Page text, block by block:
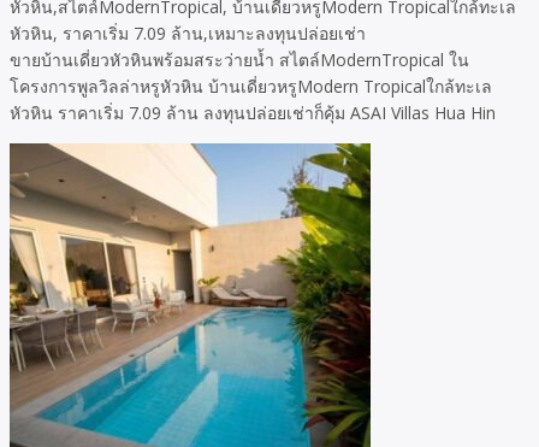
ขายบ้านเดี่ยวหัวหินพร้อมสระว่ายน้ำ สไตล์ModernTropical ใน
โครงการพูลวิลล่าหรูหัวหิน บ้านเดี่ยวหรูModern Tropicalใกล้ทะเล
หัวหิน ราคาเริ่ม 7.09 ล้าน ลงทุนปล่อยเช่าก็คุ้ม ASAI Villas Hua Hin